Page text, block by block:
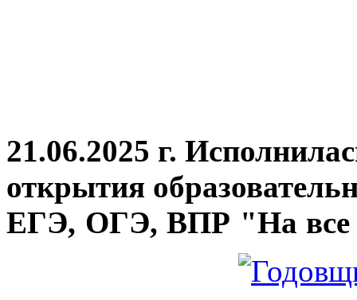
21.06.2025 г.
открытия
ЕГЭ, ОГЭ, ВПР "На все